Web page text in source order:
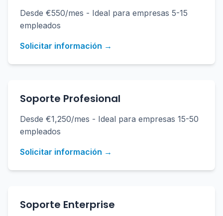
Desde €550/mes - Ideal para empresas 5-15
empleados
Solicitar información →
Soporte Profesional
Desde €1,250/mes - Ideal para empresas 15-50
empleados
Solicitar información →
Soporte Enterprise